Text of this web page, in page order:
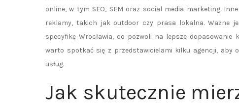
online, w tym SEO, SEM oraz social media marketing.
reklamy, takich jak outdoor czy prasa lokalna. Ważne
specyfikę Wrocławia, co pozwoli na lepsze
warto spotkać się z przedstawicielami kilku agencji, aby
usług.
Jak skutecznie